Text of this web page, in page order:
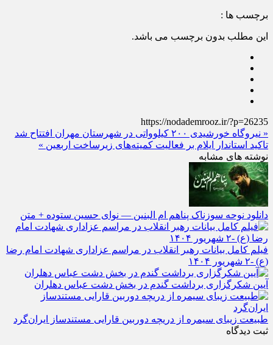
برچسب ها :
این مطلب بدون برچسب می باشد.
https://nodademrooz.ir/?p=26235
« نیروگاه خورشیدی ۲۰۰ کیلوواتی در شهرستان مهران افتتاح شد
تاکید استاندار ایلام بر فعالیت کمیته‌های زیرساخت اربعین »
نوشته های مشابه
دانلود نوحه سوزناک پناهم ام‌ البنین — نوای حسین ستوده + متن
فیلم کامل بیانات رهبر انقلاب در مراسم عزاداری شهادت امام رضا
(ع) -۲ شهریور ۱۴۰۴
آیین شکرگزاری برداشت گندم در بخش دشت عباس دهلران
طبیعت زیبای سیمره از دریچه دوربین قارایی مستندساز ایران‌گرد
ثبت دیدگاه